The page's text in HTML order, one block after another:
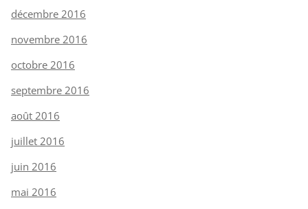
décembre 2016
novembre 2016
octobre 2016
septembre 2016
août 2016
juillet 2016
juin 2016
mai 2016